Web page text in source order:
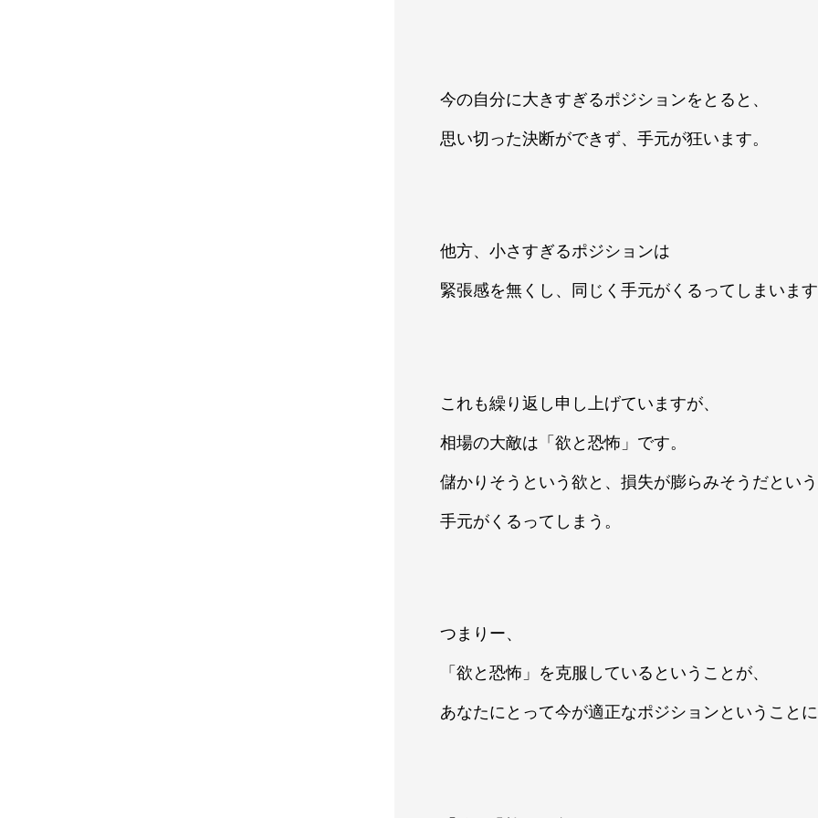
今の自分に大きすぎるポジションをとると、
思い切った決断ができず、手元が狂います。
他方、小さすぎるポジションは
緊張感を無くし、同じく手元がくるってしまいま
これも繰り返し申し上げていますが、
相場の大敵は「欲と恐怖」です。
儲かりそうという欲と、損失が膨らみそうだとい
手元がくるってしまう。
つまりー、
「欲と恐怖」を克服しているということが、
あなたにとって今が適正なポジションということ